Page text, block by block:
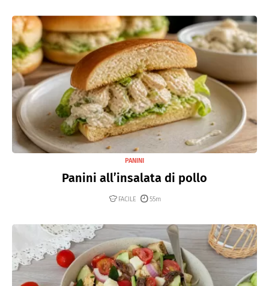
PANINI
Panini all’insalata di pollo
FACILE 55m